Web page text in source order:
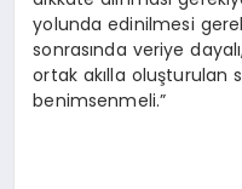
yolunda edinilmesi
sonrasında veriye
ortak akılla oluşturulan
benimsenmeli.”